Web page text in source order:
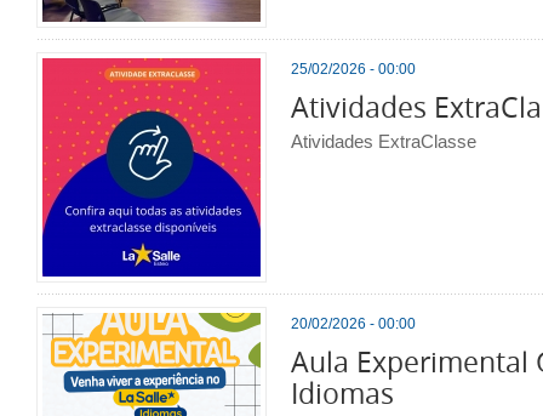
25/02/2026 - 00:00
Atividades
Atividades ExtraClasse
20/02/2026 - 00:00
Aula Experimental
Idiomas